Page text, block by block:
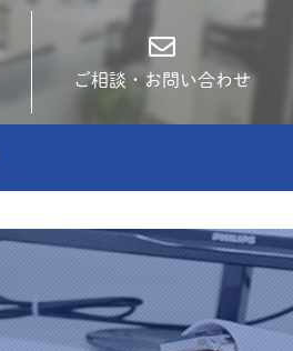
ご相談・お問い合わせ